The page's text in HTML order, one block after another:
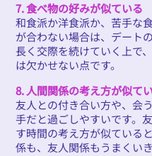
7. 食べ物の好みが似ている
和食派か洋食派か、苦手な
が合わない場合は、デート
長く交際を続けていく上で
は欠かせない点です。
8. 人間関係の考え方が似て
友人との付き合い方や、会
手だと過ごしやすいです。
す時間の考え方が似ている
係も、友人関係もうまくいき